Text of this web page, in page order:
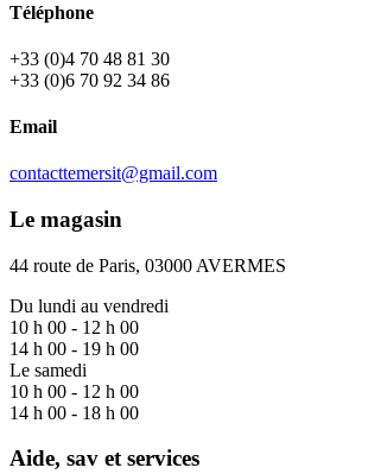
Téléphone
+33 (0)4 70 48 81 30
+33 (0)6 70 92 34 86
Email
contacttemersit@gmail.com
Le magasin
44 route de Paris, 03000 AVERMES
Du lundi au vendredi
10 h 00 - 12 h 00
14 h 00 - 19 h 00
Le samedi
10 h 00 - 12 h 00
14 h 00 - 18 h 00
Aide, sav et services